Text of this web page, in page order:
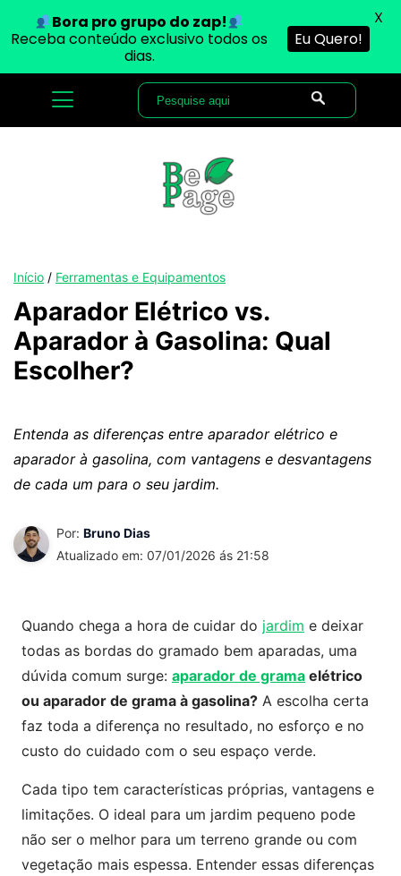
Início / Ferramentas e Equipamentos
Aparador Elétrico vs.
Aparador à Gasolina: Qual
Escolher?
Entenda as diferenças entre aparador elétrico e
aparador à gasolina, com vantagens e desvantagens
de cada um para o seu jardim.
Por: Bruno Dias
Atualizado em: 07/01/2026 ás 21:58
Quando chega a hora de cuidar do jardim e deixar
todas as bordas do gramado bem aparadas, uma
dúvida comum surge: aparador de grama elétrico
ou aparador de grama à gasolina? A escolha certa
faz toda a diferença no resultado, no esforço e no
custo do cuidado com o seu espaço verde.
Cada tipo tem características próprias, vantagens e
limitações. O ideal para um jardim pequeno pode
não ser o melhor para um terreno grande ou com
vegetação mais espessa. Entender essas diferenças
Bora pro grupo do zap!
Receba conteúdo exclusivo todos os
dias.
Eu Quero!
X